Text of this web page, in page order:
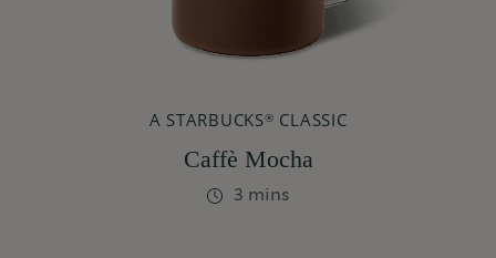
Caffè Mocha
A STARBUCKS® CLASSIC
3 mins